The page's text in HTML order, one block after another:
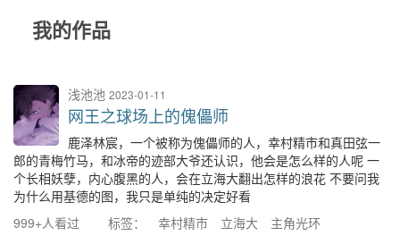
我的作品
浅池池 2023-01-11
网王之球场上的傀儡师
鹿泽林宸，一个被称为傀儡师的人，幸村精市和真田弦一
郎的青梅竹马，和冰帝的迹部大爷还认识，他会是怎么样的人呢 一
个长相妖孽，内心腹黑的人，会在立海大翻出怎样的浪花 不要问我
为什么用基德的图，我只是单纯的决定好看
999+人看过
标签： 幸村精市 立海大 主角光环